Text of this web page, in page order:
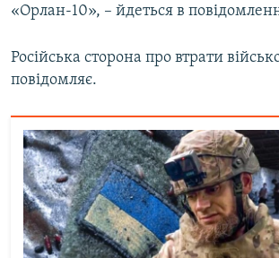
«Орлан-10», – йдеться в
Російська сторона про втрати
повідомляє.